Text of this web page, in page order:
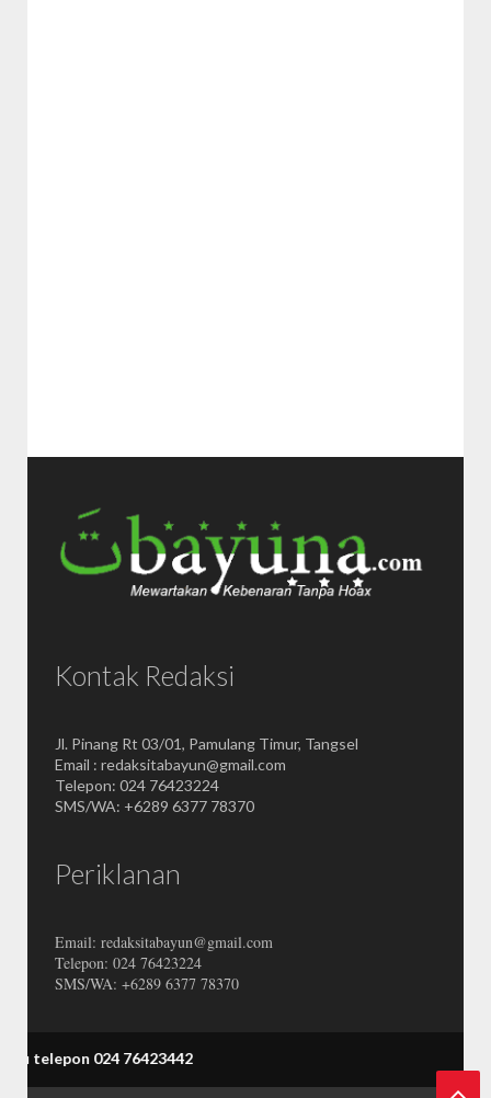
Kontak Redaksi
Jl. Pinang Rt 03/01, Pamulang Timur, Tangsel
Email : redaksitabayun@gmail.com
Telepon: 024 76423224
SMS/WA: +6289 6377 78370
Periklanan
Email: redaksitabayun@gmail.com
Telepon: 024 76423224
SMS/WA: +6289 6377 78370
024 76423442